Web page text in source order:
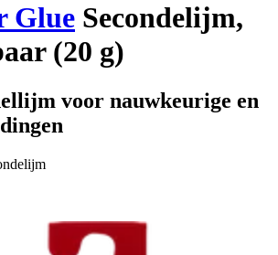
Glue Secondelijm,
(20 g)
voor nauwkeurige en